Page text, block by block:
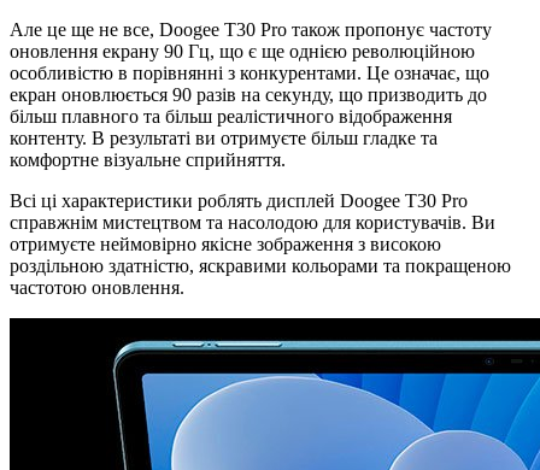
Але це ще не все, Doogee T30 Pro також пропонує частоту
оновлення екрану 90 Гц, що є ще однією революційною
особливістю в порівнянні з конкурентами. Це означає, що
екран оновлюється 90 разів на секунду, що призводить до
більш плавного та більш реалістичного відображення
контенту. В результаті ви отримуєте більш гладке та
комфортне візуальне сприйняття.
Всі ці характеристики роблять дисплей Doogee T30 Pro
справжнім мистецтвом та насолодою для користувачів. Ви
отримуєте неймовірно якісне зображення з високою
роздільною здатністю, яскравими кольорами та покращеною
частотою оновлення.